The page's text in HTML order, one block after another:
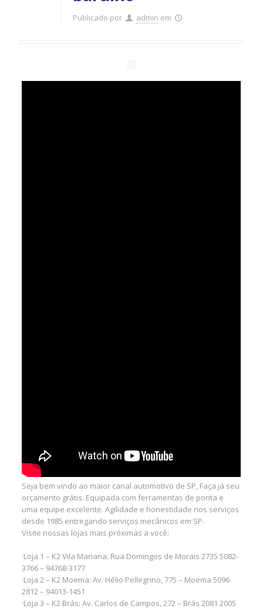
Publicado por admin em
Seja bem vindo ao maior canal automotivo de SP, Faça já seu
orçamento grátis. Equipada com ferramentas de ponta e
uma equipe excelente. Agilidade e honestidade nos serviços
desde 1985 entregando serviços mecânicos em SP.
Visite nossas lojas mais próximas a você:
·Loja 1 – K2 Vila Mariana: Rua Domingos de Morais 2735 5082-
3766 – 94768-3177
·Loja 2 – K2 Moema: Av. Hélio Pellegrino, 775 – Moema 5096
2812 – 94013-1451
·Loja 3 – K2 Brás: Av. Carlos de Campos, 272 – Brás 2081 2005